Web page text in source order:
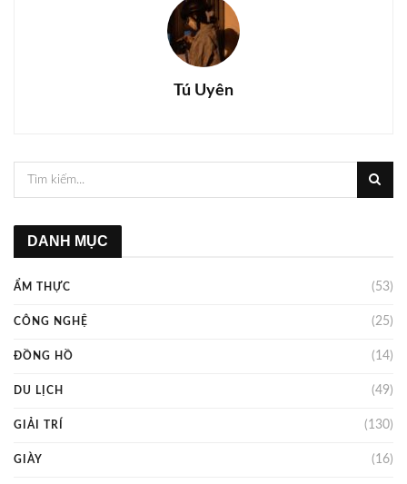
Tú Uyên
DANH MỤC
ẨM THỰC (53)
CÔNG NGHỆ (25)
ĐỒNG HỒ (14)
DU LỊCH (49)
GIẢI TRÍ (130)
GIÀY (16)